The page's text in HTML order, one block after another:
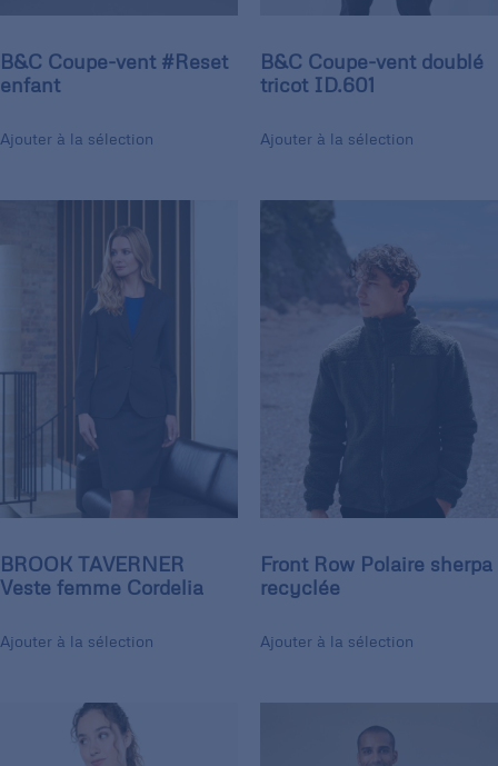
B&C Coupe-vent #Reset
enfant
Ajouter à la sélection
B&C Coupe-vent doublé
tricot ID.601
Ajouter à la sélection
BROOK TAVERNER
Veste femme Cordelia
Ajouter à la sélection
Front Row Polaire sherpa
recyclée
Ajouter à la sélection